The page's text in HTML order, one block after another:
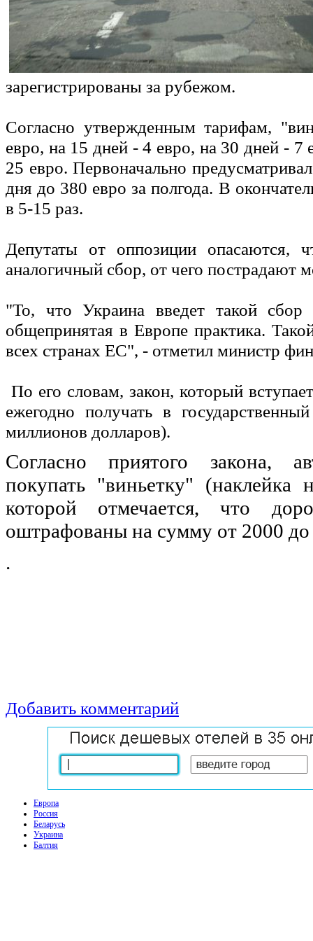
зарегистрированы за рубежом.
Согласно утвержденным тарифам,
евро, на 15 дней - 4 евро, на 30 дней -
25 евро. Первоначально
дня до 380 евро за полгода. В
в 5-15 раз.
Депутаты от оппозиции опасаются,
аналогичный сбор, от чего пострадают
"То, что Украина введет такой
общепринятая в Европе практика.
всех странах ЕС", - отметил министр
По его словам, закон, который
ежегодно получать в
миллионов долларов).
Согласно приятого закона,
покупать "виньетку"
которой отмечается, что
оштрафованы на сумму от 2000
.
Добавить комментарий
Европа
Россия
Беларусь
Украина
Балтия